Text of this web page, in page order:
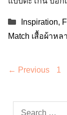
Categories
Inspiration,
Match เสื้อผ้าห
← Previous 1